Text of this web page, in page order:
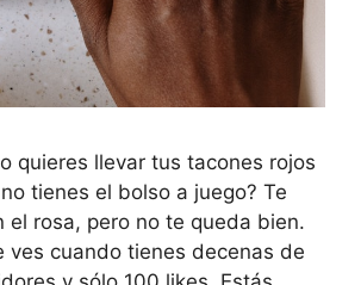
quieres llevar tus tacones rojos
tienes el bolso a juego? Te
el rosa, pero no te queda bien.
ves cuando tienes decenas de